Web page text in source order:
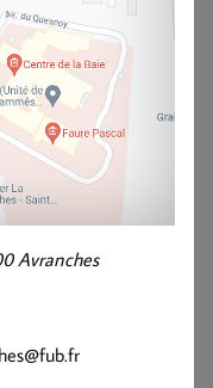
Avranches